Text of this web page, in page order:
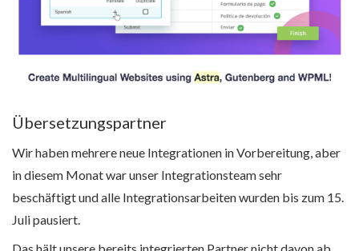
Übersetzungspartner
Wir haben mehrere neue Integrationen in Vorbereitung, aber
in diesem Monat war unser Integrationsteam sehr
beschäftigt und alle Integrationsarbeiten wurden bis zum 15.
Juli pausiert.
Das hält unsere bereits integrierten Partner nicht davon ab,